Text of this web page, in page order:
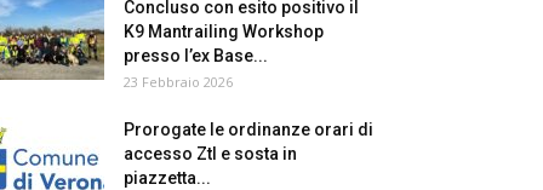
Concluso con esito positivo il
K9 Mantrailing Workshop
presso l’ex Base...
23 Febbraio 2026
Prorogate le ordinanze orari di
accesso Ztl e sosta in
piazzetta...